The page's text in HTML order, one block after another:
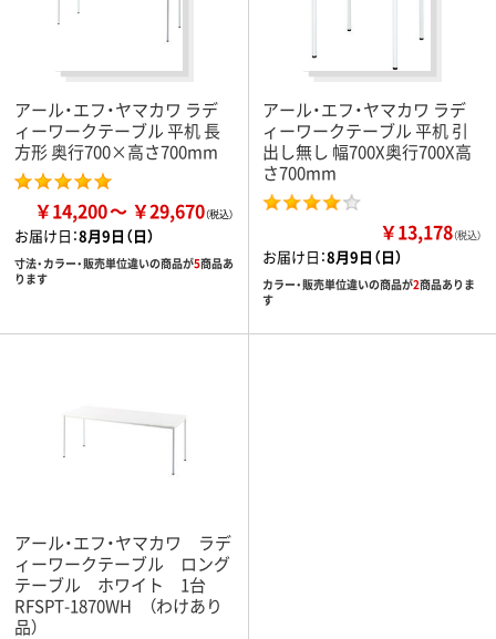
アール・エフ・ヤマカワ ラデ
ィーワークテーブル 平机 長
方形 奥行700×高さ700mm
￥14,200 ￥29,670
お届け日：8月9日（日）
寸法・カラー・販売単位違いの商品が5商品あ
ります
アール・エフ・ヤマカワ ラデ
ィーワークテーブル 平机 引
出し無し 幅700X奥行700X高
さ700mm
￥13,178（税込）
お届け日：8月9日（日）
カラー・販売単位違いの商品が2商品ありま
す
アール・エフ・ヤマカワ ラデ
ィーワークテーブル ロング
テーブル ホワイト 1台
RFSPT-1870WH （わけあり
品）